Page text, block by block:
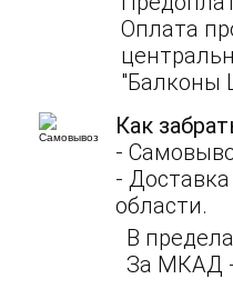
Оплата
"Балконы
Как
-
-
области.
В
За МКАД